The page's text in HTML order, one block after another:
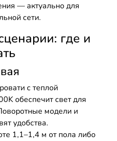
— актуально для
сети.
где и
с теплой
обеспечит свет для
модели и
удобства.
1,1–1,4 м от пола либо